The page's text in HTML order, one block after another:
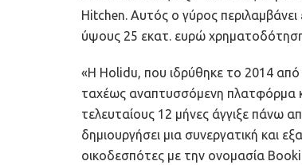
Hitchen. Αυτός ο γύρος περιλαμβάνει
ύψους 25 εκατ. ευρώ
«Η Holidu, που ιδρύθηκε το 2014 από
ταχέως αναπτυσσόμενη πλατφόρμα
τελευταίους 12 μήνες άγγιξε πάνω
δημιουργήσει μια συνεργατική και
οικοδεσπότες με την ονομασία